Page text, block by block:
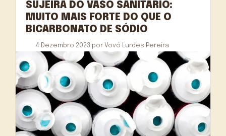
SUJEIRA DO VASO SANITÁRIO:
MUITO MAIS FORTE DO QUE O
BICARBONATO DE SÓDIO
4 Dezembro 2023 por Vovó Lurdes Pereira